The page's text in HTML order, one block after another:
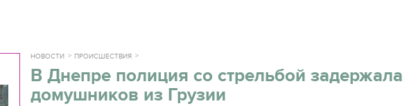
НОВОСТИ ПРОИСШЕСТВИЯ
В Днепре полиция со стрельбой задержала
домушников из Грузии